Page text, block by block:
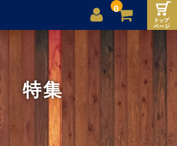
0
店舗案内
ご利用案内
送料
お問合せ
特集